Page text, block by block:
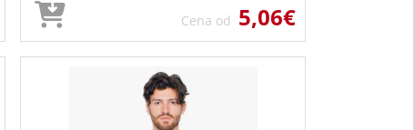
Cena od 5,06€